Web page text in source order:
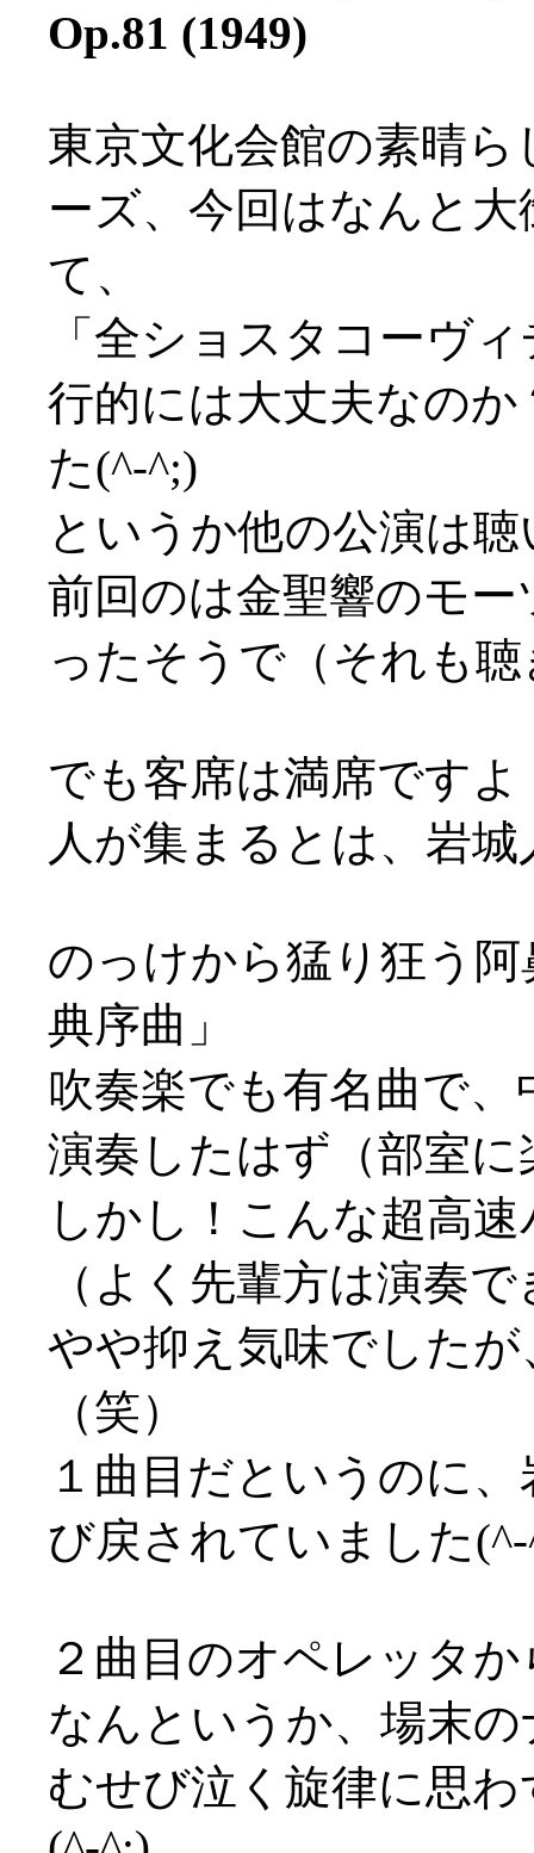
Op.81 (1949)
東京文化会館の素晴
ーズ、今回はなんと
て、
「全ショスタコーヴ
行的には大丈夫なの
た(^-^;)
というか他の公演は
前回のは金聖響のモ
ったそうで（それも
でも客席は満席です
人が集まるとは、岩
のっけから猛り狂う
典序曲」
吹奏楽でも有名曲で
演奏したはず（部室
しかし！こんな超高
（よく先輩方は演奏
やや抑え気味でした
（笑）
１曲目だというのに
び戻されていました
２曲目のオペレッタ
なんというか、場末
むせび泣く旋律に思